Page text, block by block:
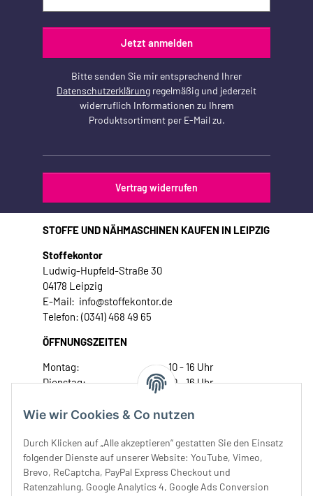
Wie wir Cookies & Co nutzen
Durch Klicken auf „Alle akzeptieren“ gestatten Sie den Einsatz
folgender Dienste auf unserer Website: YouTube, Vimeo,
Brevo, ReCaptcha, PayPal Express Checkout und
Ratenzahlung, Google Analytics 4, Google Ads Conversion
Jetzt anmelden
Bitte senden Sie mir entsprechend Ihrer
Datenschutzerklärung regelmäßig und jederzeit
widerruflich Informationen zu Ihrem
Produktsortiment per E-Mail zu.
Vertrag widerrufen
STOFFE UND NÄHMASCHINEN KAUFEN IN LEIPZIG
Stoffekontor
Ludwig-Hupfeld-Straße 30
04178 Leipzig
E-Mail: info@stoffekontor.de
Telefon: (0341) 468 49 65
ÖFFNUNGSZEITEN
Montag:
10 - 16 Uhr
Dienstag:
10 - 16 Uhr
Donnerstag:
10 - 18 Uhr
Samstag:
10 - 14 Uhr
Unser Service